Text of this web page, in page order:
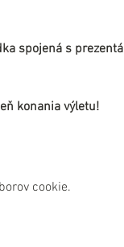
spojená s
konania výletu!
cookie.